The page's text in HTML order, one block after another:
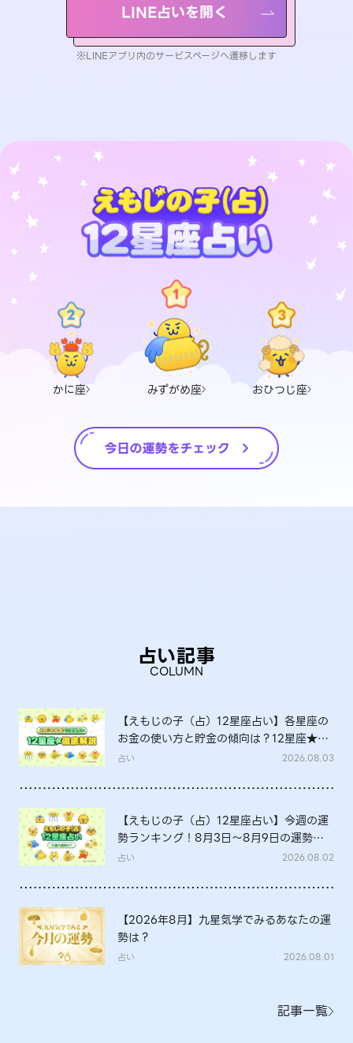
LINE占いを開く
※LINEアプリ内のサービスページへ遷移します
かに座 みずがめ座 おひつじ座
占い記事
COLUMN
【えもじの子（占）12星座占い】各星座の
お金の使い方と貯金の傾向は？12星座★徹
底解説
占い 2026.08.03
【えもじの子（占）12星座占い】今週の運
勢ランキング！8月3日～8月9日の運勢
は？
占い 2026.08.02
【2026年8月】九星気学でみるあなたの運
勢は？
占い 2026.08.01
記事一覧